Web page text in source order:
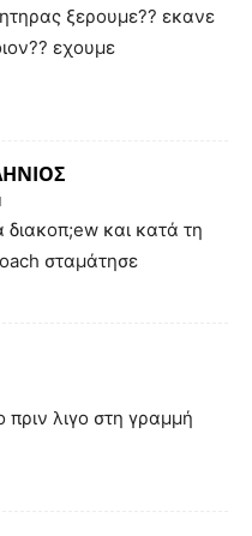
ξερουμε?? εκανε
εχουμε
διακοπ;ew και κατά τη
σταμάτησε
πριν λιγο στη γραμμή